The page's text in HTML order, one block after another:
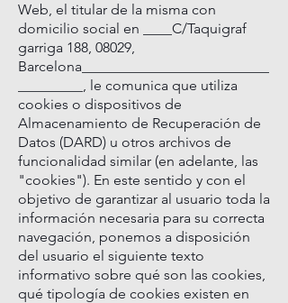
Web, el titular de la misma con
domicilio social en ____C/Taquigraf
garriga 188, 08029,
Barcelona__________________________
_________, le comunica que utiliza
cookies o dispositivos de
Almacenamiento de Recuperación de
Datos (DARD) u otros archivos de
funcionalidad similar (en adelante, las
"cookies"). En este sentido y con el
objetivo de garantizar al usuario toda la
información necesaria para su correcta
navegación, ponemos a disposición
del usuario el siguiente texto
informativo sobre qué son las cookies,
qué tipología de cookies existen en